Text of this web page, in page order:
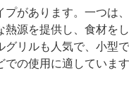
があります。一つは
源を提供し、食材を
リルも人気で、小型
の使用に適しています